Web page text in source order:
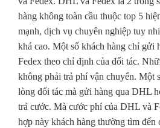
hàng không toàn cầu thuộc top 5
mạnh, dịch vụ chuyên nghiệp tuy
khá cao. Một số khách hàng chỉ gửi
Fedex theo chỉ định của đối tác.
không phải trả phí vận chuyển. Một
lòng đối tác mà gửi hàng qua DHL
trả cước. Mà cước phí của DHL và
hợp này khách hàng thường tìm